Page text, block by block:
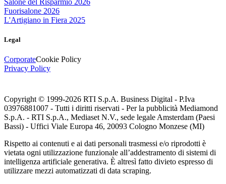
Fuorisalone 2026
L'Artigiano in Fiera 2025
Legal
CorporateCookie Policy
Privacy Policy
Copyright © 1999-2026 RTI S.p.A. Business Digital - P.Iva
03976881007 - Tutti i diritti riservati - Per la pubblicità Mediamond
S.p.A. - RTI S.p.A., Mediaset N.V., sede legale Amsterdam (Paesi
Bassi) - Uffici Viale Europa 46, 20093 Cologno Monzese (MI)
Rispetto ai contenuti e ai dati personali trasmessi e/o riprodotti è
vietata ogni utilizzazione funzionale all’addestramento di sistemi di
intelligenza artificiale generativa. È altresì fatto divieto espresso di
utilizzare mezzi automatizzati di data scraping.